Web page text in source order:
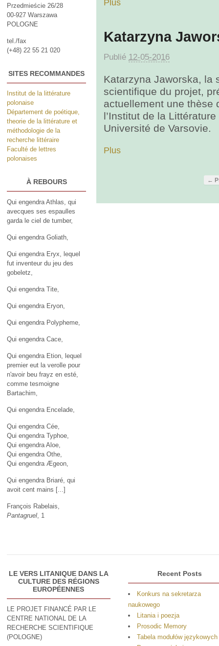
Plus
Katarzyna
Publié 12-05-2016
Katarzyna Jaworska, la
scientifique du projet,
actuellement une thèse
l’Institut de la
Université de Varsovie.
Plus
←
Przedmieście 26/28
00-927 Warszawa
POLOGNE
tel./fax
(+48) 22 55 21 020
SITES RECOMMANDES
Institut de la littérature
polonaise
Département de poétique,
theorie de la littérature et
méthodologie de la
recherche littéraire
Faculté de lettres
polonaises
À REBOURS
Qui engendra Athlas, qui
avecques ses espaulles
garda le ciel de tumber,
Qui engendra Goliath,
Qui engendra Eryx, lequel
fut inventeur du jeu des
gobeletz,
Qui engendra Tite,
Qui engendra Eryon,
Qui engendra Polypheme,
Qui engendra Cace,
Qui engendra Etion, lequel
premier eut la verolle pour
n'avoir beu frayz en esté,
comme tesmoigne
Bartachim,
Qui engendra Encelade,
Qui engendra Cée,
Qui engendra Typhoe,
Qui engendra Aloe,
Qui engendra Othe,
Qui engendra Ægeon,
Qui engendra Briaré, qui
avoit cent mains [...]
François Rabelais,
Pantagruel , 1
LE VERS LITANIQUE DANS LA
CULTURE DES RÉGIONS
EUROPÉENNES
LE PROJET FINANCÉ PAR LE
CENTRE NATIONAL DE LA
RECHERCHE SCIENTIFIQUE
(POLOGNE)
Recent Posts
Konkurs na sekretarza
naukowego
Litania i poezja
Prosodic Memory
Tabela modułów językowych